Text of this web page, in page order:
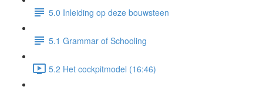
5.0 Inleiding op deze bouwsteen
5.1 Grammar of Schooling
5.2 Het cockpitmodel (16:46)